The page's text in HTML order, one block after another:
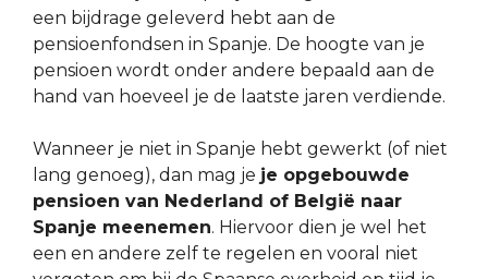
een bijdrage geleverd hebt aan de
pensioenfondsen in Spanje. De hoogte van je
pensioen wordt onder andere bepaald aan de
hand van hoeveel je de laatste jaren verdiende.
Wanneer je niet in Spanje hebt gewerkt (of niet
lang genoeg), dan mag je je opgebouwde
pensioen van Nederland of België naar
Spanje meenemen. Hiervoor dien je wel het
een en andere zelf te regelen en vooral niet